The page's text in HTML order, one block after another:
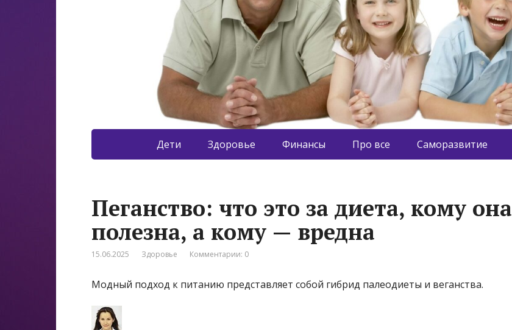
Дети Здоровье Финансы Про все Саморазвитие
Пеганство: что это за диета, кому она
полезна, а кому — вредна
15.06.2025 Здоровье Комментарии: 0
Модный подход к питанию представляет собой гибрид палеодиеты и веганства.